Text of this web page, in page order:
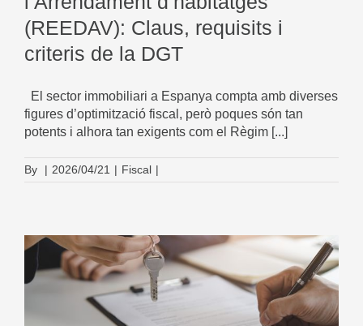
(REEDAV): Claus, requisits i
criteris de la DGT
El sector immobiliari a Espanya compta amb diverses
figures d’optimització fiscal, però poques són tan
potents i alhora tan exigents com el Règim [...]
By | 2026/04/21 | Fiscal |